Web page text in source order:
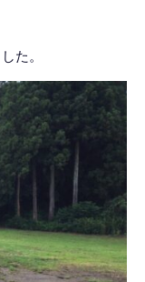
た。